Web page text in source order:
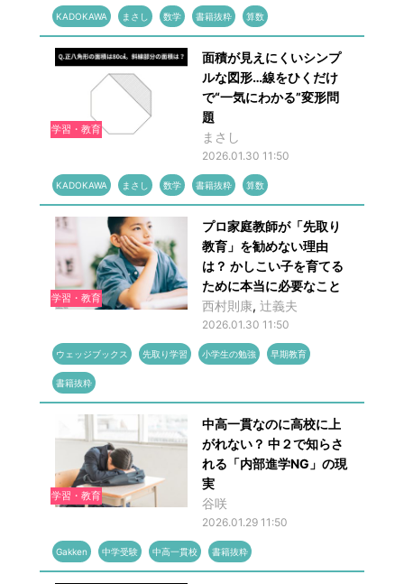
KADOKAWA まさし 数学 書籍抜粋 算数
学習・教育
面積が見えにくいシンプ
ルな図形…線をひくだけ
で“一気にわかる”変形問
題
まさし
2026.01.30 11:50
KADOKAWA まさし 数学 書籍抜粋 算数
学習・教育
プロ家庭教師が「先取り
教育」を勧めない理由
は？ かしこい子を育てる
ために本当に必要なこと
西村則康, 辻󠄀義夫
2026.01.30 11:50
ウェッジブックス 先取り学習 小学生の勉強 早期教育
書籍抜粋
学習・教育
中高一貫なのに高校に上
がれない？ 中２で知らさ
れる「内部進学NG」の現
実
谷咲
2026.01.29 11:50
Gakken 中学受験 中高一貫校 書籍抜粋